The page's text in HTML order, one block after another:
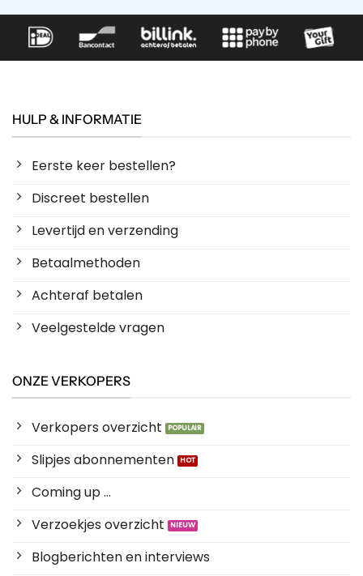
HULP & INFORMATIE
Eerste keer bestellen?
Discreet bestellen
Levertijd en verzending
Betaalmethoden
Achteraf betalen
Veelgestelde vragen
ONZE VERKOPERS
Verkopers overzicht
Slipjes abonnementen
Coming up ...
Verzoekjes overzicht
Blogberichten en interviews